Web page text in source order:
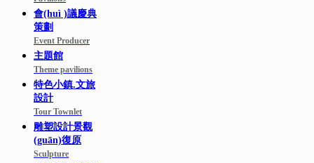
會(huì )議慶典
策劃
Event Producer
主題館
Theme pavilions
特色小鎮.文旅
設計
Tour Townlet
雕塑設計景觀
(guān)復原
Sculpture